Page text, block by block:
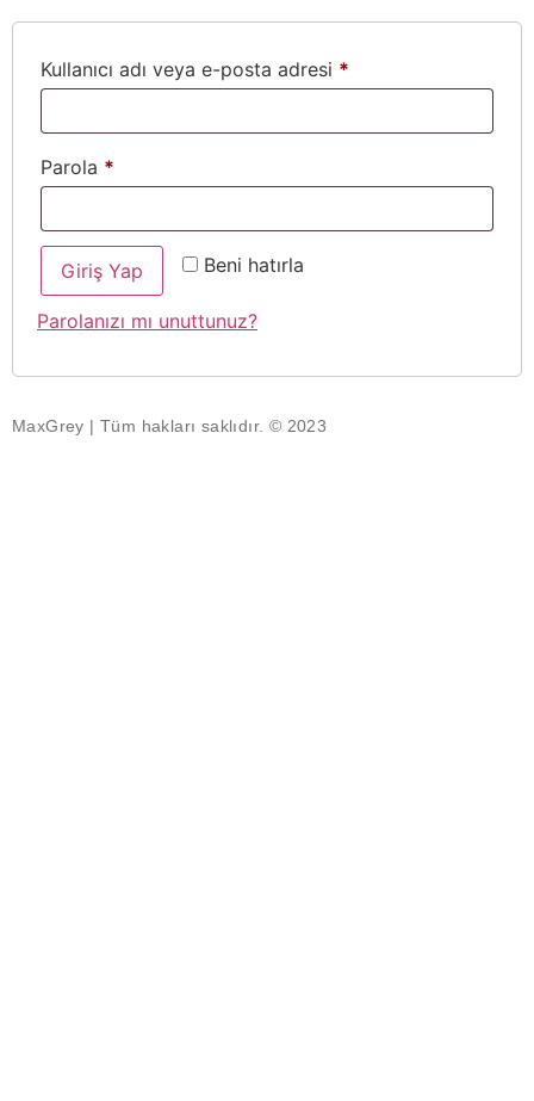
Kullanıcı adı veya e-posta adresi *
Parola *
Beni hatırla
Giriş Yap
Parolanızı mı unuttunuz?
MaxGrey | Tüm hakları saklıdır. © 2023